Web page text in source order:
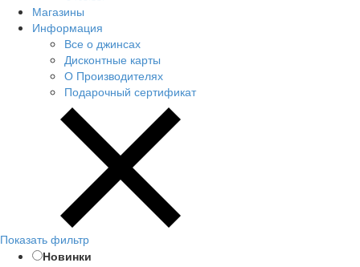
Магазины
Информация
Все о джинсах
Дисконтные карты
О Производителях
Подарочный сертификат
Показать фильтр
Новинки